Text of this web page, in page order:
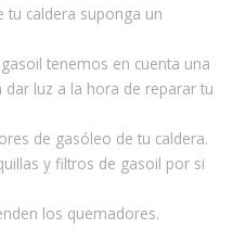
tu caldera suponga un
tenemos en cuenta una
luz a la hora de reparar tu
de gasóleo de tu caldera.
y filtros de gasoil por si
los quemadores.